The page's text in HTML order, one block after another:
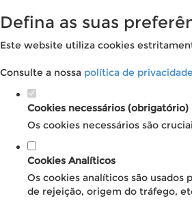
Defina as suas
Este website utiliza cookies
Consulte a nossa política de
Cookies necessários (obrigatório)
Os cookies necessários são
Cookies Analíticos
Os cookies analíticos são
de rejeição, origem do tráfego,